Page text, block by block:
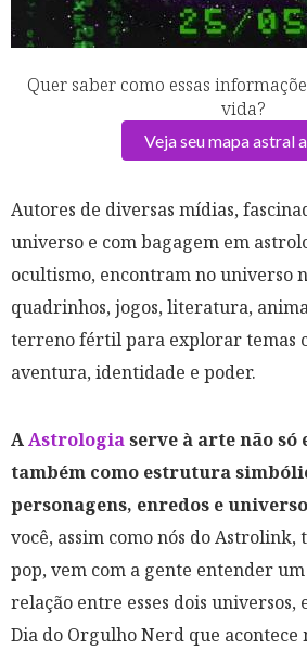
Quer saber como essas
vida?
Veja seu mapa astral
Autores de diversas mídias,
universo e com bagagem em
ocultismo, encontram no universo
quadrinhos, jogos, literatura,
terreno fértil para explorar temas
aventura, identidade e poder.
AAstrologiaserve à arte não só
também como estrutura
personagens, enredos e
você, assim como nós do
pop, vem com a gente entender
relação entre esses dois universos,
Dia do Orgulho Nerd que